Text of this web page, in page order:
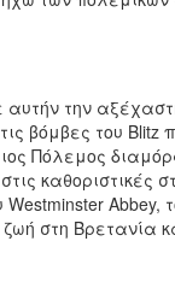
αυτήν την
βόμβες του
Πόλεμος
καθοριστικές
Abbey,
στη Βρετανία